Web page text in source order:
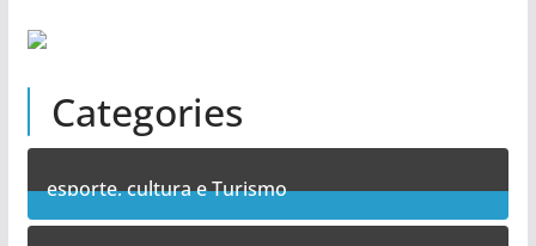
Categories
esporte, cultura e Turismo
7Posts